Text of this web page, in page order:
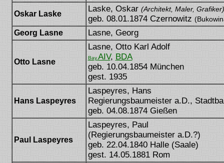
Oskar Laske
Laske, Oskar (Architekt, Maler, Grafiker)
geb. 08.01.1874 Czernowitz
Georg Lasne Lasne, Georg
Otto Lasne
Lasne, Otto Karl Adolf
Bay.AIV,BDA
geb. 10.04.1854 München
gest. 1935
Hans Laspeyres
Laspeyres, Hans
Regierungsbaumeister a.D.,
geb. 04.08.1874 Gießen
Paul Laspeyres
Laspeyres, Paul
(Regierungsbaumeister a.D.?)
geb. 22.04.1840 Halle (Saale)
gest. 14.05.1881 Rom